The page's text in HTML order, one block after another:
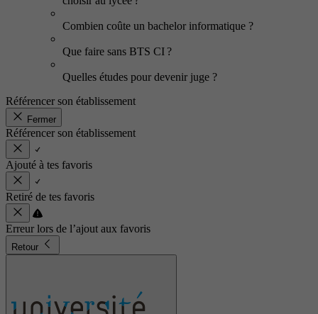
Combien coûte un bachelor informatique ?
Que faire sans BTS CI ?
Quelles études pour devenir juge ?
Référencer son établissement
Fermer
Référencer son établissement
Ajouté à tes favoris
Retiré de tes favoris
Erreur lors de l’ajout aux favoris
Retour